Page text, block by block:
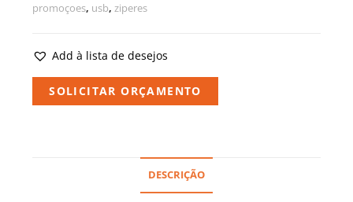
promoçoes, usb,ziperes
Add à lista de desejos
SOLICITAR ORÇAMENTO
DESCRIÇÃO